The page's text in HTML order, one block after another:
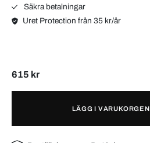
Säkra betalningar
Uret Protection från 35 kr/år
615 kr
LÄGG I VARUKORGEN